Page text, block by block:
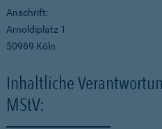
Anschrift:
Arnoldiplatz 1
50969 Köln
Inhaltliche
MStV: